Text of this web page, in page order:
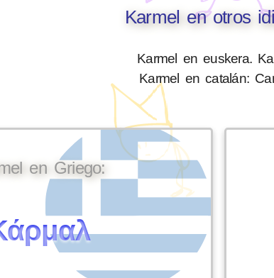
Karmel en otros
Karmel en euskera.
Karmel en catalán:
en Griego: